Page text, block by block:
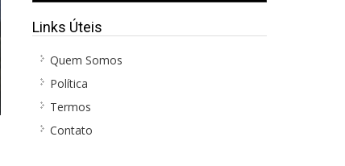
Links Úteis
Quem Somos
Política
Termos
Contato